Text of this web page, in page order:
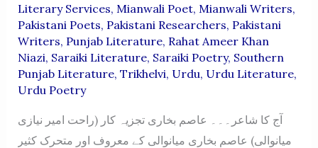
Literary Services, Mianwali Poet, Mianwali Writers,
Pakistani Poets, Pakistani Researchers, Pakistani
Writers, Punjab Literature, Rahat Ameer Khan
Niazi, Saraiki Literature, Saraiki Poetry, Southern
Punjab Literature, Trikhelvi, Urdu, Urdu Literature,
Urdu Poetry
آج کا شاعر۔۔۔ عاصم بخاری تجزیہ کار (راحت امیر نیازی
میانوالی) عاصم بخاری میانوالی کے معروف اور متحرک کثیر